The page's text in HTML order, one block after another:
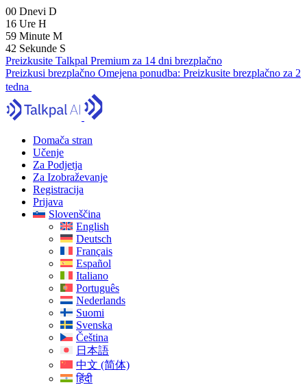
00 Dnevi D
16 Ure H
59 Minute M
41 Sekunde S
Preizkusite Talkpal Premium za 14 dni brezplačno
Preizkusi brezplačno Omejena ponudba: Preizkusite brezplačno za 2
tedna
Domača stran
Učenje
Za Podjetja
Za Izobraževanje
Registracija
Prijava
Slovenščina
English
Deutsch
Français
Español
Italiano
Português
Nederlands
Suomi
Svenska
Čeština
日本語
中文 (简体)
हिंदी